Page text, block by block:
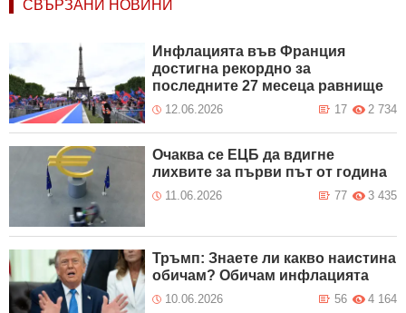
СВЪРЗАНИ НОВИНИ
Инфлацията във Франция
достигна рекордно за
последните 27 месеца равнище
12.06.2026 2 734
17
Очаква се ЕЦБ да вдигне
лихвите за първи път от година
11.06.2026 3 435
77
Тръмп: Знаете ли какво наистина
обичам? Обичам инфлацията
10.06.2026 4 164
56